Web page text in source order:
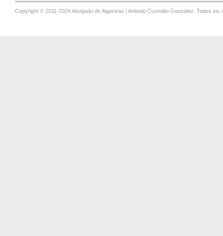
Copyright © 2011-2026 Abogado de Algeciras | Antonio Custodio González. Todos